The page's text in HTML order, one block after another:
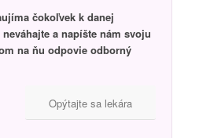
čokoľvek k danej
a napíšte nám svoju
na ňu odpovie odborný
Opýtajte sa lekára